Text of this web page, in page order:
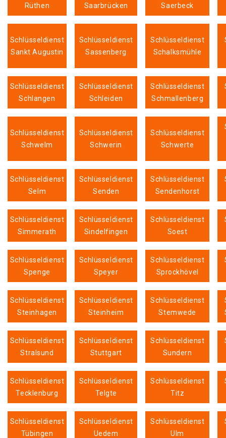
Rüthen Saarbrücken Saerbeck
Schlüsseldienst
Sankt Augustin
Schlüsseldienst
Sassenberg
Schlüsseldienst
Schalksmühle
Schlüsseldienst
Schlangen
Schlüsseldienst
Schleiden
Schlüsseldienst
Schmallenberg
Schlüsseldienst
Schwelm
Schlüsseldienst
Schwerin
Schlüsseldienst
Schwerte
Schlüsseldienst
Selm
Schlüsseldienst
Senden
Schlüsseldienst
Sendenhorst
Schlüsseldienst
Simmerath
Schlüsseldienst
Sindelfingen
Schlüsseldienst
Soest
Schlüsseldienst
Spenge
Schlüsseldienst
Speyer
Schlüsseldienst
Sprockhövel
Schlüsseldienst
Steinhagen
Schlüsseldienst
Steinheim
Schlüsseldienst
Stemwede
Schlüsseldienst
Stralsund
Schlüsseldienst
Stuttgart
Schlüsseldienst
Sundern
Schlüsseldienst
Tecklenburg
Schlüsseldienst
Telgte
Schlüsseldienst
Titz
Schlüsseldienst
Tübingen
Schlüsseldienst
Uedem
Schlüsseldienst
Ulm